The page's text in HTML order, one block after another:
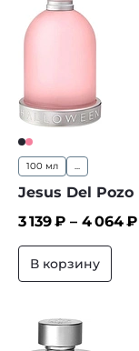
100 мл ...
Jesus Del Pozo
3 139₽ – 4 064₽
В корзину